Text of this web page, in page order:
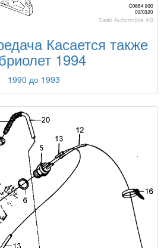
Касается также
1994
1990 до 1993